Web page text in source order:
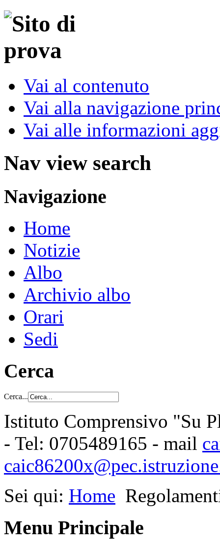
Vai al contenuto
Vai alla navigazione
Vai alle informazioni
Nav view search
Navigazione
Home
Notizie
Albo
Archivio albo
Orari
Sedi
Cerca
Cerca...
Istituto Comprensivo "Su
- Tel: 0705489165 - mail
Sei qui: Home
Menu Principale